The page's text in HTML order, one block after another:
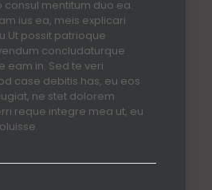
consul mentitum duo ea.
ius ea, meis explicari
possit patrioque
concludaturque
eam in. Sed te veri
case debitis has, eu eos
ne stet dolorem
reque integre mea ut, eu